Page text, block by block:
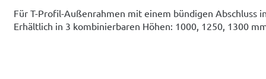
Für T-Profil-Außenrahmen mit einem bündigen Abschluss
Erhältlich in 3 kombinierbaren Höhen: 1000, 1250, 1300